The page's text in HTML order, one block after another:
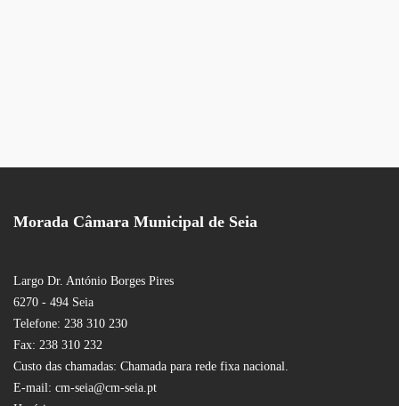
Morada Câmara Municipal de Seia
Largo Dr. António Borges Pires
6270 - 494 Seia
Telefone: 238 310 230
Fax: 238 310 232
Custo das chamadas: Chamada para rede fixa nacional.
E-mail: cm-seia@cm-seia.pt